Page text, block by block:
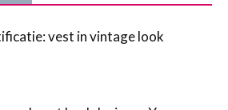
vest in vintage look